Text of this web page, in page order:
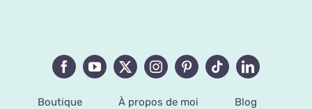
Boutique À propos de moi
Blog